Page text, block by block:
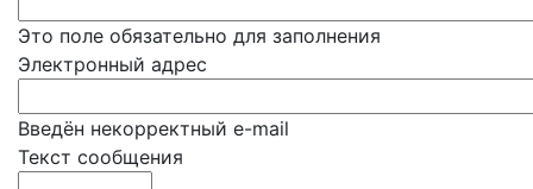
Это поле обязательно для заполнения
Электронный адрес
Введён некорректный e-mail
Текст сообщения